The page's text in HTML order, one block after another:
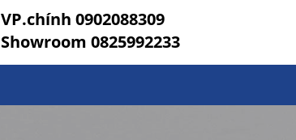
VP.chính 0902088309
Showroom 0825992233